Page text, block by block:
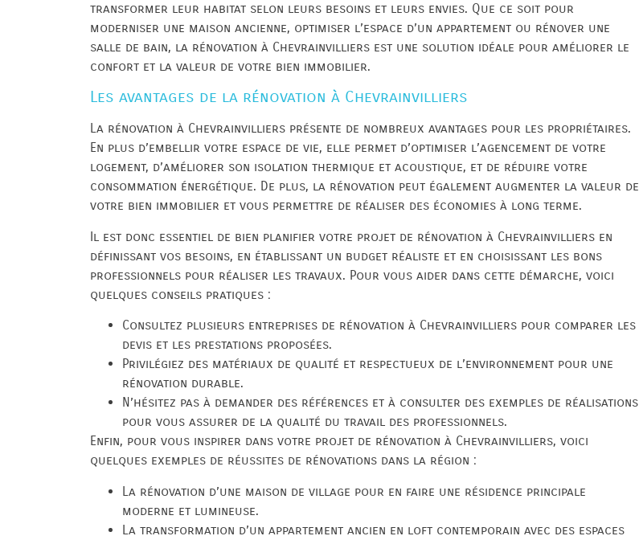
transformer leur habitat selon leurs besoins et leurs envies. Que ce soit pour
moderniser une maison ancienne, optimiser l’espace d’un appartement ou rénover une
salle de bain, la rénovation à Chevrainvilliers est une solution idéale pour améliorer le
confort et la valeur de votre bien immobilier.
Les avantages de la rénovation à Chevrainvilliers
La rénovation à Chevrainvilliers présente de nombreux avantages pour les propriétaires.
En plus d’embellir votre espace de vie, elle permet d’optimiser l’agencement de votre
logement, d’améliorer son isolation thermique et acoustique, et de réduire votre
consommation énergétique. De plus, la rénovation peut également augmenter la valeur de
votre bien immobilier et vous permettre de réaliser des économies à long terme.
Il est donc essentiel de bien planifier votre projet de rénovation à Chevrainvilliers en
définissant vos besoins, en établissant un budget réaliste et en choisissant les bons
professionnels pour réaliser les travaux. Pour vous aider dans cette démarche, voici
quelques conseils pratiques :
Consultez plusieurs entreprises de rénovation à Chevrainvilliers pour comparer les
devis et les prestations proposées.
Privilégiez des matériaux de qualité et respectueux de l’environnement pour une
rénovation durable.
N’hésitez pas à demander des références et à consulter des exemples de réalisations
pour vous assurer de la qualité du travail des professionnels.
Enfin, pour vous inspirer dans votre projet de rénovation à Chevrainvilliers, voici
quelques exemples de réussites de rénovations dans la région :
La rénovation d’une maison de village pour en faire une résidence principale
moderne et lumineuse.
La transformation d’un appartement ancien en loft contemporain avec des espaces